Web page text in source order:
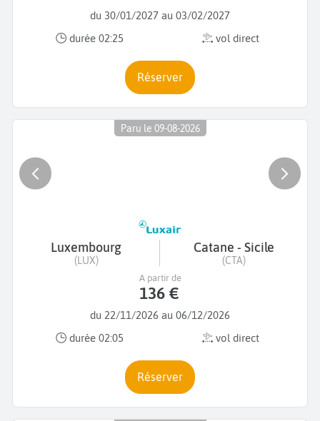
du 30/01/2027 au 03/02/2027
durée 02:25
vol direct
Réserver
Paru le 09-08-2026
Luxembourg
(LUX)
Catane - Sicile
(CTA)
du 22/11/2026 au 06/12/2026
durée 02:05
vol direct
A partir de
136 €
Réserver